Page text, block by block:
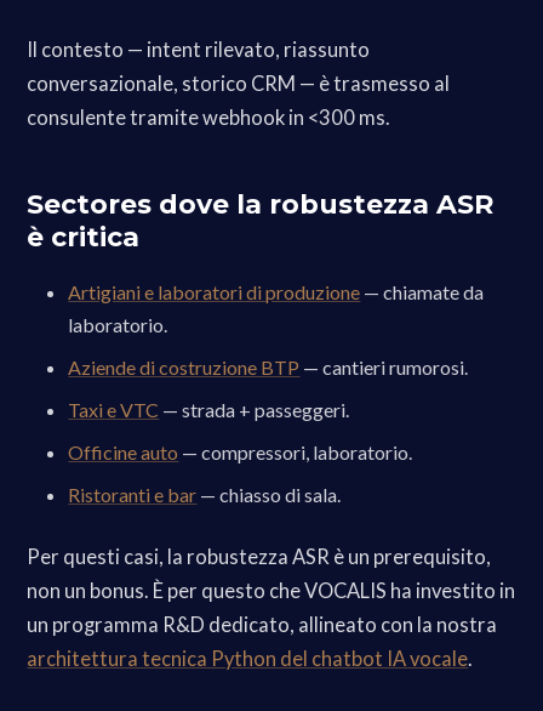
Il contesto — intent rilevato, riassunto
conversazionale, storico CRM — è trasmesso al
consulente tramite webhook in <300 ms.
Sectores dove la robustezza ASR
è critica
Artigiani e laboratori di produzione — chiamate da
laboratorio.
Aziende di costruzione BTP — cantieri rumorosi.
Taxi e VTC — strada + passeggeri.
Officine auto — compressori, laboratorio.
Ristoranti e bar — chiasso di sala.
Per questi casi, la robustezza ASR è un prerequisito,
non un bonus. È per questo che VOCALIS ha investito in
un programma R&D dedicato, allineato con la nostra
architettura tecnica Python del chatbot IA vocale.